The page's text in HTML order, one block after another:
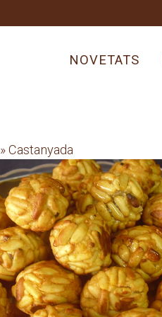
NOVETATS
» Castanyada